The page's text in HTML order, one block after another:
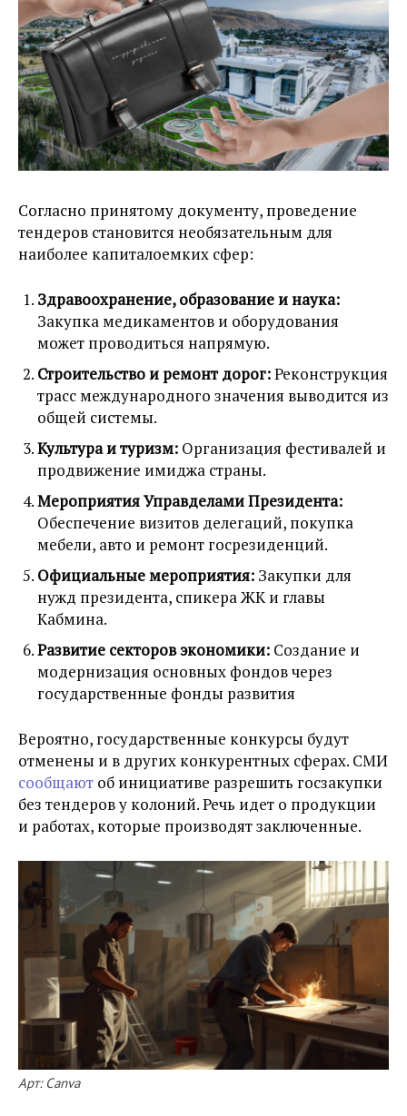
Согласно принятому документу, проведение
тендеров становится необязательным для
наиболее капиталоемких сфер:
Здравоохранение, образование и наука:
Закупка медикаментов и оборудования
может проводиться напрямую.
Строительство и ремонт дорог:Реконструкция
трасс международного значения выводится из
общей системы.
Культура и туризм: Организация фестивалей и
продвижение имиджа страны.
Мероприятия Управделами Президента:
Обеспечение визитов делегаций, покупка
мебели, авто и ремонт госрезиденций.
Официальные мероприятия: Закупки для
нужд президента, спикера ЖК и главы
Кабмина.
Развитие секторов экономики: Создание и
модернизация основных фондов через
государственные фонды развития
Вероятно, государственные конкурсы будут
отменены и в других конкурентных сферах. СМИ
сообщают об инициативе разрешить госзакупки
без тендеров у колоний. Речь идет о продукции
и работах, которые производят заключенные.
Арт: Canva